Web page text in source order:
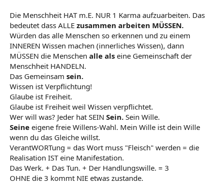
Die Menschheit HAT m.E. NUR 1 Karma aufzuarbeiten. Das
bedeutet dass ALLE zusammen arbeiten MÜSSEN.
Würden das alle Menschen so erkennen und zu einem
INNEREN Wissen machen (innerliches Wissen), dann
MÜSSEN die Menschen alle als eine Gemeinschaft der
Menschheit HANDELN.
Das Gemeinsam sein.
Wissen ist Verpflichtung!
Glaube ist Freiheit.
Glaube ist Freiheit weil Wissen verpflichtet.
Wer will was? Jeder hat SEIN Sein. Sein Wille.
Seine eigene freie Willens-Wahl. Mein Wille ist dein Wille
wenn du das Gleiche willst.
VerantWORTung = das Wort muss "Fleisch" werden = die
Realisation IST eine Manifestation.
Das Werk. + Das Tun. + Der Handlungswille. = 3
OHNE die 3 kommt NIE etwas zustande.